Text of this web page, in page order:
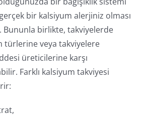
bir kalsiyum alerjiniz olması
Bununla birlikte, takviyelerde
türlerine veya takviyelere
üreticilerine karşı
Farklı kalsiyum takviyesi